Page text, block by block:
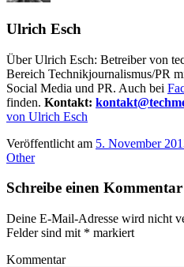
Ulrich Esch
Über Ulrich Esch: Betreiber von
Bereich Technikjournalismus/PR
Social Media und PR. Auch bei
finden. Kontakt:
von Ulrich Esch
Veröffentlicht am 5. November
Other
Schreibe einen Kommentar
Deine E-Mail-Adresse wird nicht
Felder sind mit * markiert
Kommentar